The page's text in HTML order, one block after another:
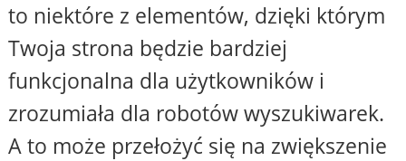
to niektóre z elementów, dzięki którym
Twoja strona będzie bardziej
funkcjonalna dla użytkowników i
zrozumiała dla robotów wyszukiwarek.
A to może przełożyć się na zwiększenie